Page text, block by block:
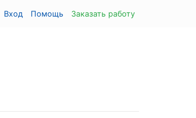
Вход Помощь Заказать работу